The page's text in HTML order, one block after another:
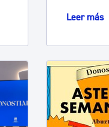
Leer más